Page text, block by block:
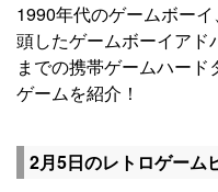
1990年代のゲームボー
頭したゲームボーイア
までの携帯ゲームハー
ゲームを紹介！
2月5日のレトロゲーム